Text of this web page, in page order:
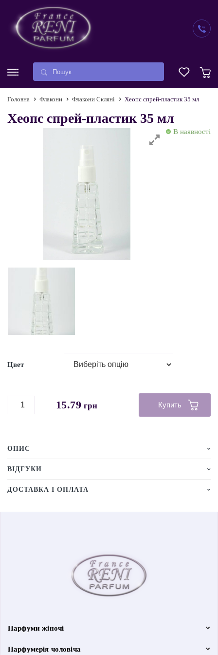
Головна Флакони Флакони Скляні Хеопс спрей-пластик 35 мл
Хеопс спрей-пластик 35 мл
В наявності
Цвет
15.79 грн Купить
ОПИС
ВІДГУКИ
ДОСТАВКА І ОПЛАТА
Парфуми жіночі
Парфумерія чоловіча